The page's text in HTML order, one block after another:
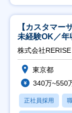
【カスタマー
未経験OK／年
株式会社RERISE
東京都
340万~550
正社員採用